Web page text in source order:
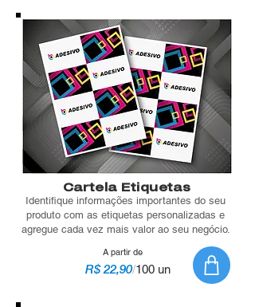
Cartela Etiquetas
Identifique informações importantes do seu
produto com as etiquetas personalizadas e
agregue cada vez mais valor ao seu negócio.
A partir de
R$ 22,90/100 un